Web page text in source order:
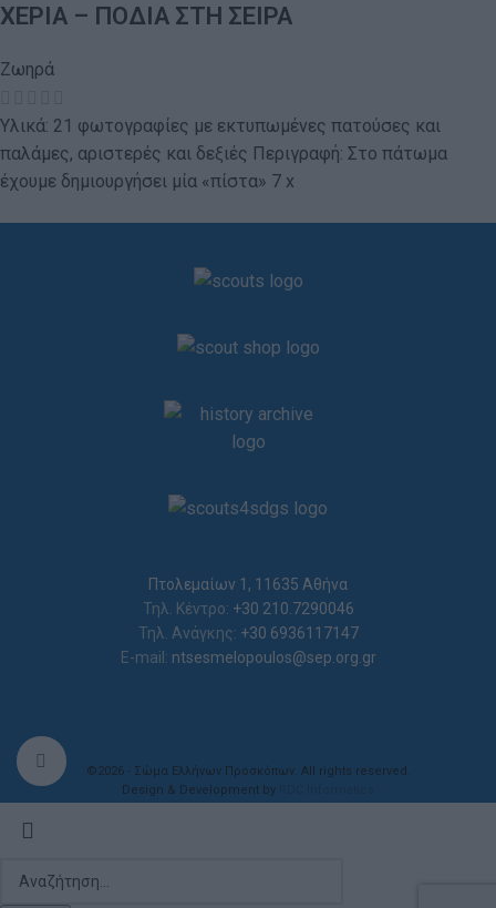
Click to enlarge
ΧΕΡΙΑ – ΠΟΔΙΑ ΣΤΗ ΣΕΙΡΑ
Ζωηρά
Υλικά: 21 φωτογραφίες με εκτυπωμένες πατούσες και
παλάμες, αριστερές και δεξιές Περιγραφή: Στο πάτωμα
έχουμε δημιουργήσει μία «πίστα» 7 x
Πτολεμαίων 1, 11635 Αθήνα
Τηλ. Κέντρο: +30 210.7290046
Τηλ. Ανάγκης: +30 6936117147
E-mail: ntsesmelopoulos@sep.org.gr
©2026 - Σώμα Ελλήνων Προσκόπων. All rights reserved.
Design & Development by